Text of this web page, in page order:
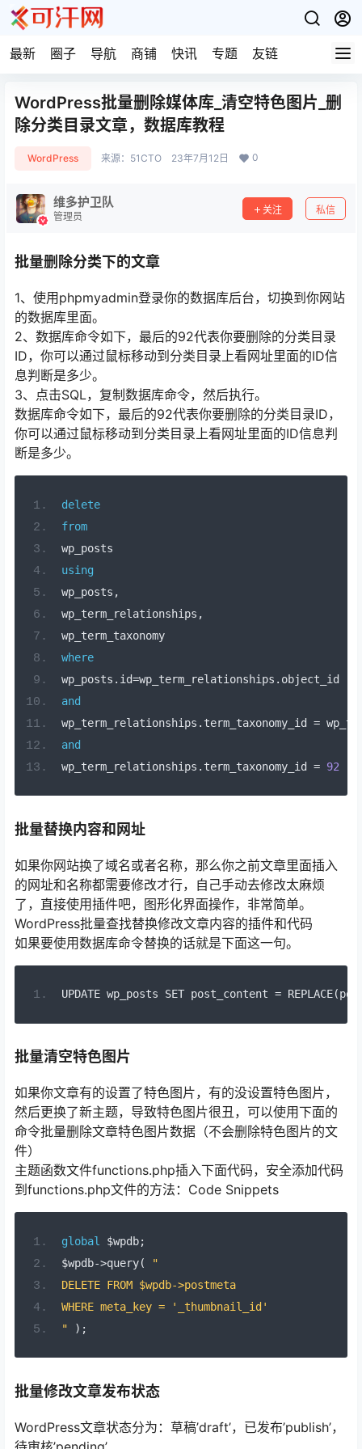
最新 圈子 导航 商铺 快讯 专题 友链
WordPress批量删除媒体库_清空特色图片_删
除分类目录文章，数据库教程
WordPress 来源： 51CTO 23年7月12日 0
维多护卫队
管理员
关注 私信
批量删除分类下的文章
1、使用phpmyadmin登录你的数据库后台，切换到你网站
的数据库里面。
2、数据库命令如下，最后的92代表你要删除的分类目录
ID，你可以通过鼠标移动到分类目录上看网址里面的ID信
息判断是多少。
3、点击SQL，复制数据库命令，然后执行。
数据库命令如下，最后的92代表你要删除的分类目录ID，
你可以通过鼠标移动到分类目录上看网址里面的ID信息判
断是多少。
delete
from
wp_posts
using
wp_posts ,
wp_term_relationships ,
wp_term_taxonomy
where
wp_posts . id=wp_term_relationships . object_id
and
wp_term_relationships . term_taxonomy_id =
and
wp_term_relationships . term_taxonomy_id = 92
批量替换内容和网址
如果你网站换了域名或者名称，那么你之前文章里面插入
的网址和名称都需要修改才行，自己手动去修改太麻烦
了，直接使用插件吧，图形化界面操作，非常简单。
WordPress批量查找替换修改文章内容的插件和代码
如果要使用数据库命令替换的话就是下面这一句。
UPDATE wp_posts SET post_content = REPLACE(
批量清空特色图片
如果你文章有的设置了特色图片，有的没设置特色图片，
然后更换了新主题，导致特色图片很丑，可以使用下面的
命令批量删除文章特色图片数据（不会删除特色图片的文
件）
主题函数文件functions.php插入下面代码，安全添加代码
到functions.php文件的方法：Code Snippets
global $wpdb;
$wpdb->query(
"
DELETE FROM $wpdb->postmeta
WHERE meta_key = '_thumbnail_id'
"
);
批量修改文章发布状态
WordPress文章状态分为：草稿’draft’，已发布’publish’，